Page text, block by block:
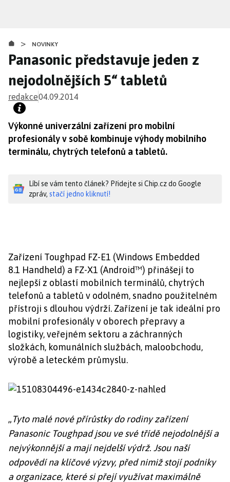
obsahu
> NOVINKY
Panasonic představuje jeden z
nejodolnějších 5“ tabletů
redakce04.09.2014
Výkonné univerzální zařízení pro mobilní
profesionály v sobě kombinuje výhody mobilního
terminálu, chytrých telefonů a tabletů.
Líbí se vám tento článek? Přidejte si Chip.cz do Google
zpráv, stačí jedno kliknutí!
Zařízení Toughpad FZ-E1 (Windows Embedded
8.1 Handheld) a FZ-X1 (Android™) přinášejí to
nejlepší z oblastí mobilních terminálů, chytrých
telefonů a tabletů v odolném, snadno použitelném
přístroji s dlouhou výdrží. Zařízení je tak ideální pro
mobilní profesionály v oborech přepravy a
logistiky, veřejném sektoru a záchranných
složkách, komunálních službách, maloobchodu,
výrobě a leteckém průmyslu.
„Tyto malé nové přírůstky do rodiny zařízení
Panasonic Toughpad jsou ve své třídě nejodolnější a
nejvýkonnější a mají nejdelší výdrž. Jsou naší
odpovědí na klíčové výzvy, před nimiž stojí podniky
a organizace, které si přejí využívat maximálně